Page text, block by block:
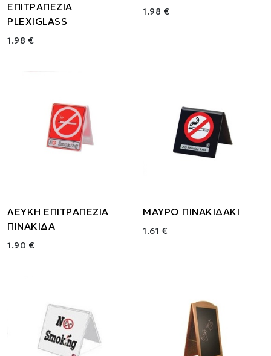
ΕΠΙΤΡΑΠΕΖΙΑ
PLEXIGLASS
1.98 €
1.98 €
ΛΕΥΚΗ ΕΠΙΤΡΑΠΕΖΙΑ
ΠΙΝΑΚΙΔΑ
1.90 €
ΜΑΥΡΟ ΠΙΝΑΚΙΔΑΚΙ
1.61 €